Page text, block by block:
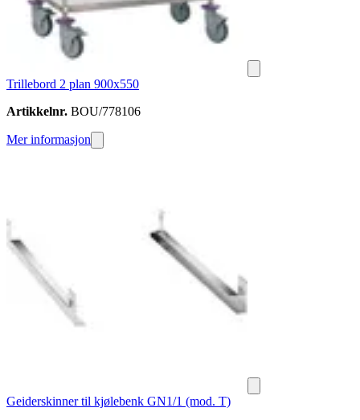
Trillebord 2 plan 900x550
Artikkelnr. BOU/778106
Mer informasjon
Geiderskinner til kjølebenk GN1/1 (mod. T)